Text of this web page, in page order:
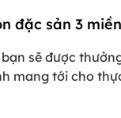
đặc sản 3 miền
sẽ được
mang tới cho